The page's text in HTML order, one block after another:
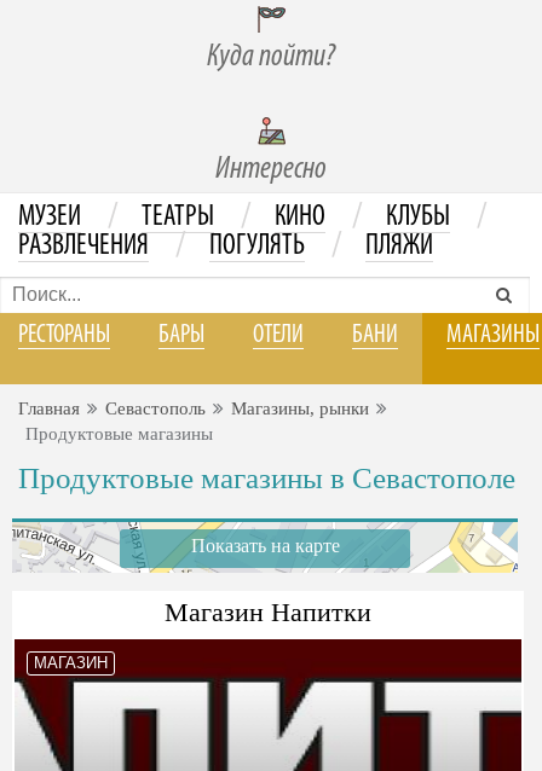
Куда пойти?
Интересно
МУЗЕИ / ТЕАТРЫ / КИНО / КЛУБЫ /
РАЗВЛЕЧЕНИЯ / ПОГУЛЯТЬ / ПЛЯЖИ
РЕСТОРАНЫ БАРЫ ОТЕЛИ БАНИ МАГАЗИНЫ
Главная Севастополь
Магазины, рынки
Продуктовые магазины
Продуктовые магазины в Севастополе
Показать на карте
Магазин Напитки
МАГАЗИН